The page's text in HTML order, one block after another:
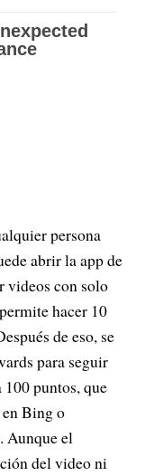
persona
abrir la app de
videos con solo
hacer 10
de eso, se
para seguir
puntos, que
Bing o
Aunque el
del video ni